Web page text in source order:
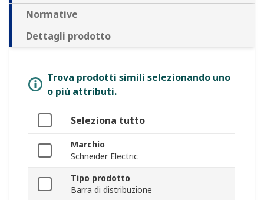
Normative
Dettagli prodotto
Trova prodotti simili selezionando uno
o più attributi.
Seleziona tutto
Marchio
Schneider Electric
Tipo prodotto
Barra di distribuzione